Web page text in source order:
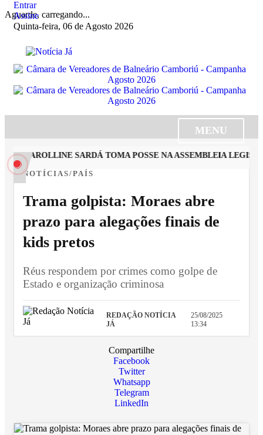
Aguarde, carregando...
Entrar
Assine
Quinta-feira, 06 de Agosto 2026
MENU
CAROLLINE SARDÁ TOMA POSSE NA ASSEMBLEIA
NOTÍCIAS/PAÍS
Trama golpista: Moraes abre
prazo para alegações finais de
kids pretos
Réus respondem por crimes como golpe de
Estado e organização criminosa
REDAÇÃO NOTÍCIA
JÁ
25/08/2025
13:34
Compartilhe
Facebook
Twitter
Whatsapp
Telegram
LinkedIn